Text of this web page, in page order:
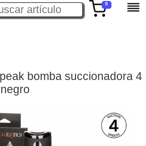
0
bomba succionadora 4